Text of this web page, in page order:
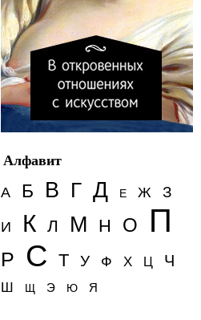
Алфавит
А
Б В Г Д Е Ж З
И К Л М Н О П
Р С Т У Ф Х Ц Ч
Ш Щ Э Ю Я